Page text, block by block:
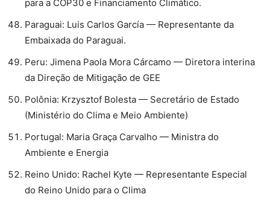
para a COP30 e Financiamento Climático.
⁠Paraguai: Luis Carlos García — Representante da
Embaixada do Paraguai.
⁠Peru: Jimena Paola Mora Cárcamo — Diretora interina
da Direção de Mitigação de GEE
⁠Polônia: Krzysztof Bolesta — Secretário de Estado
(Ministério do Clima e Meio Ambiente)
⁠Portugal: Maria Graça Carvalho — Ministra do
Ambiente e Energia
⁠Reino Unido: Rachel Kyte — Representante Especial
do Reino Unido para o Clima